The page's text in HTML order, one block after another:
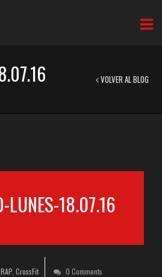
VOLVER AL BLOG
LUNES-18.07.16
CrossFit 0 Comments